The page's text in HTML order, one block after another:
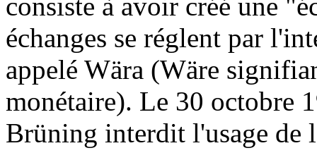
consiste à avoir créé une
échanges se réglent par
appelé Wära (Wäre
monétaire). Le 30 octobre
Brüning interdit l'usage de